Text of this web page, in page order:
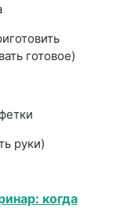
готовое)
руки)
когда